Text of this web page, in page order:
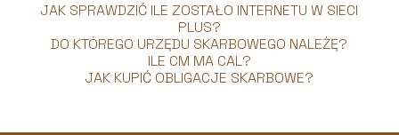
JAK SPRAWDZIĆ ILE ZOSTAŁO INTERNETU W SIECI
PLUS?
DO KTÓREGO URZĘDU SKARBOWEGO NALEŻĘ?
ILE CM MA CAL?
JAK KUPIĆ OBLIGACJE SKARBOWE?